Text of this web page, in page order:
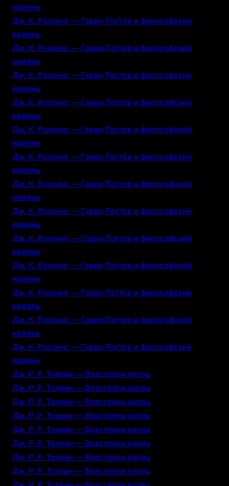
камень
Дж. К. Роулинг — Гарри Поттер и философский
камень
Дж. К. Роулинг — Гарри Поттер и философский
камень
Дж. К. Роулинг — Гарри Поттер и философский
камень
Дж. К. Роулинг — Гарри Поттер и философский
камень
Дж. К. Роулинг — Гарри Поттер и философский
камень
Дж. К. Роулинг — Гарри Поттер и философский
камень
Дж. К. Роулинг — Гарри Поттер и философский
камень
Дж. К. Роулинг — Гарри Поттер и философский
камень
Дж. К. Роулинг — Гарри Поттер и философский
камень
Дж. К. Роулинг — Гарри Поттер и философский
камень
Дж. К. Роулинг — Гарри Поттер и философский
камень
Дж. К. Роулинг — Гарри Поттер и философский
камень
Дж. К. Роулинг — Гарри Поттер и философский
камень
Дж. Р. Р. Толкин — Властелин колец
Дж. Р. Р. Толкин — Властелин колец
Дж. Р. Р. Толкин — Властелин колец
Дж. Р. Р. Толкин — Властелин колец
Дж. Р. Р. Толкин — Властелин колец
Дж. Р. Р. Толкин — Властелин колец
Дж. Р. Р. Толкин — Властелин колец
Дж. Р. Р. Толкин — Властелин колец